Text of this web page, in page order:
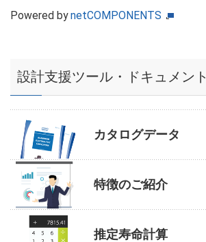
Powered bynetCOMPONENTS
設計支援ツール・ドキュメント
カタログデータ
特徴のご紹介
推定寿命計算